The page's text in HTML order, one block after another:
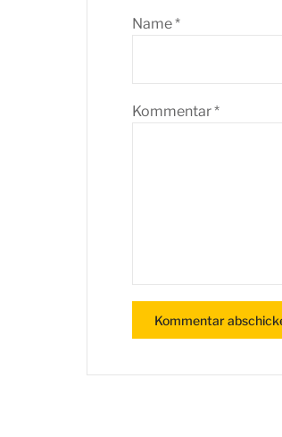
Name*
Kommentar*